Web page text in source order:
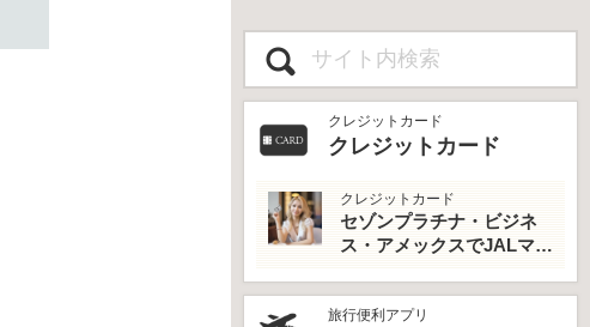
クレジットカード
クレジットカード
クレジットカード
セゾンプラチナ・ビジネ
ス・アメックスでJALマイ
を最大活用！
旅行便利アプリ